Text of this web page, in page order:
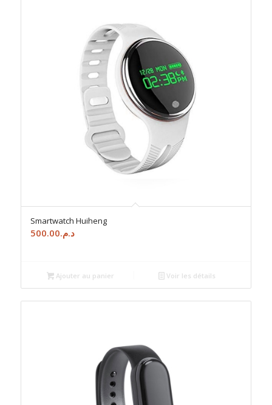
Smartwatch Huiheng
د.م.500.00
Ajouter au panier Voir les détails